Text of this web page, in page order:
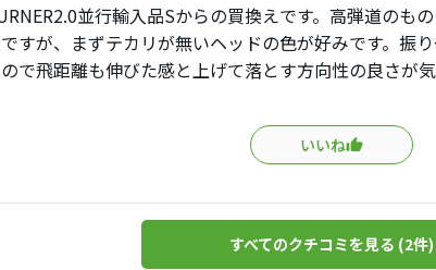
並行輸入品Sからの買換えです。高弾道のも
すが、まずテカリが無いヘッドの色が好みです。振
で飛距離も伸びた感と上げて落とす方向性の良さが
そこ飛んでくれますが、ちょっと打音が情けないです
で選択すると良いと思います。単品で#4とAWを足しま
いいね
すべてのクチコミを見る (2件)